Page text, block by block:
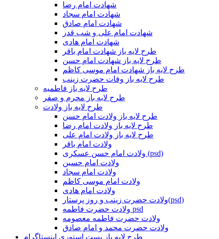
شهادت امام رضا
شهادت امام سجاد
شهادت امام صادق
شهادت امام علی و شب قدر
شهادت امام هادی
طرح لایه باز شهادت امام باقر
طرح لایه باز شهادت امام حسن
طرح لایه باز شهادت امام موسی کاظم
طرح لایه باز وفات حضرت زینب
طرح لایه باز فاطمیه
طرح لایه باز محرم و صفر
طرح لایه باز ولادت
طرح لایه باز ولادت امام حسن
طرح لایه باز ولادت امام رضا
طرح لایه باز ولادت امام علی
ولادت امام باقر
ولادت امام حسن عسکری (psd)
ولادت امام حسین
ولادت امام سجاد
ولادت امام موسی کاظم
ولادت امام هادی
ولادت حضرت زینب و روز پرستار(psd)
ولادت حضرت فاطمه psd
ولادت حضرت فاطمه معصومه
ولادت حضرت محمد و امام صادق
طرح لایه باز پست استوری اینستاگرام